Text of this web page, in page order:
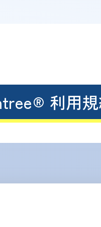
利用